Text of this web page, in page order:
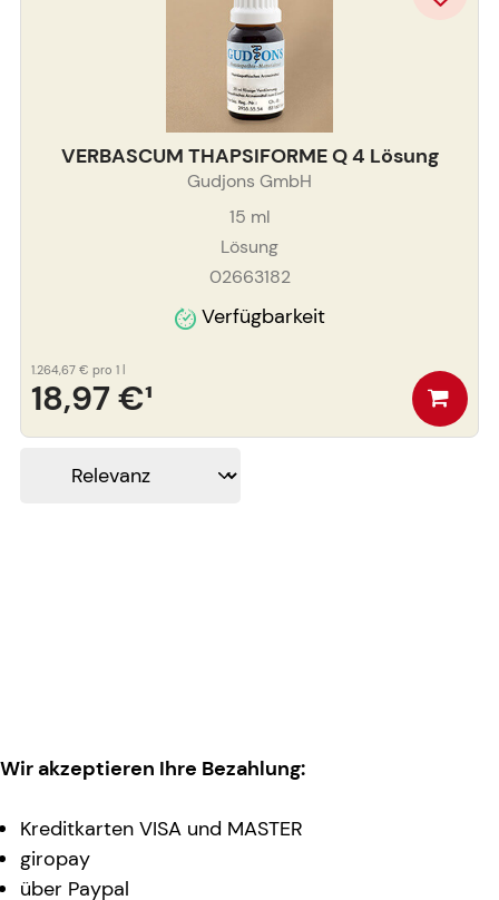
VERBASCUM THAPSIFORME Q 4 Lösung
Gudjons GmbH
15 ml
Lösung
02663182
Verfügbarkeit
18,97 €¹
1.264,67 € pro 1 l
Wir akzeptieren Ihre Bezahlung:
Kreditkarten VISA und MASTER
giropay
über Paypal